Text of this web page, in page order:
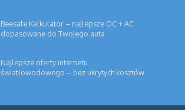
Beesafe Kalkulator – najlepsze OC + AC
dopasowane do Twojego auta
Najlepsze oferty internetu
światłowodowego – bez ukrytych kosztów